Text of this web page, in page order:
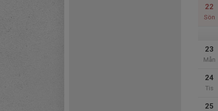
22
Sön
23
Mån
24
Tis
25